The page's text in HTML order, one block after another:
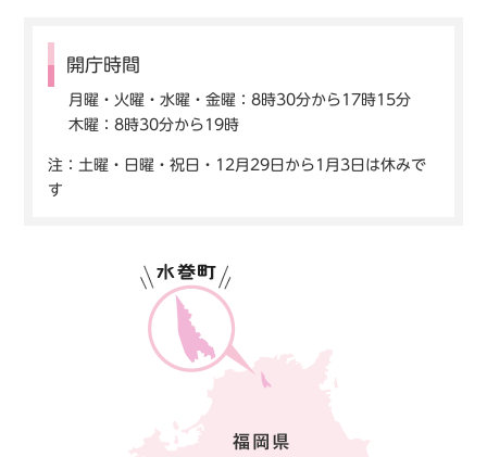
開庁時間
月曜・火曜・水曜・金曜：8時30分から17時15分
木曜：8時30分から19時
注：土曜・日曜・祝日・12月29日から1月3日は休みで
す